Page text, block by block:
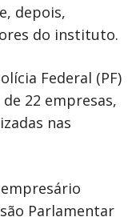
depois,
do instituto.
Federal (PF)
22 empresas,
nas
Parlamentar